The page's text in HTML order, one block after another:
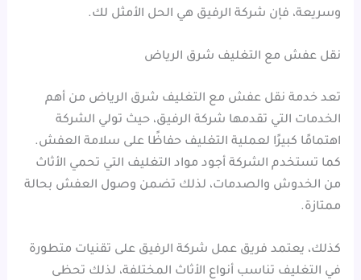
وسريعة، فإن شركة الرفيق هي الحل الأمثل لك.
نقل عفش مع التغليف شرق الرياض
تعد خدمة نقل عفش مع التغليف شرق الرياض من أهم
الخدمات التي تقدمها شركة الرفيق، حيث تولي الشركة
اهتمامًا كبيرًا لعملية التغليف حفاظًا على سلامة العفش.
كما تستخدم الشركة أجود مواد التغليف التي تحمي الأثاث
من الخدوش والصدمات، لذلك تضمن وصول العفش بحالة
ممتازة.
كذلك، يعتمد فريق عمل شركة الرفيق على تقنيات متطورة
في التغليف تناسب أنواع الأثاث المختلفة، لذلك تحظى